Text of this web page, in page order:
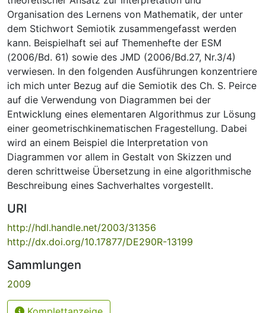
Organisation des Lernens von Mathematik, der unter
dem Stichwort Semiotik zusammengefasst werden
kann. Beispielhaft sei auf Themenhefte der ESM
(2006/Bd. 61) sowie des JMD (2006/Bd.27, Nr.3/4)
verwiesen. In den folgenden Ausführungen konzentriere
ich mich unter Bezug auf die Semiotik des Ch. S. Peirce
auf die Verwendung von Diagrammen bei der
Entwicklung eines elementaren Algorithmus zur Lösung
einer geometrischkinematischen Fragestellung. Dabei
wird an einem Beispiel die Interpretation von
Diagrammen vor allem in Gestalt von Skizzen und
deren schrittweise Übersetzung in eine algorithmische
Beschreibung eines Sachverhaltes vorgestellt.
URI
http://hdl.handle.net/2003/31356
http://dx.doi.org/10.17877/DE290R-13199
Sammlungen
2009